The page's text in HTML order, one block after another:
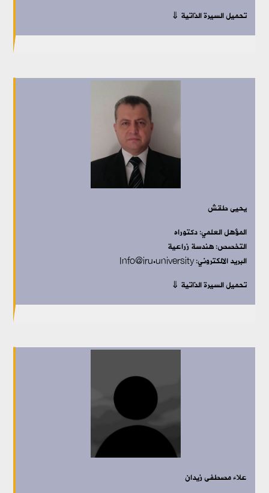
تحميل السيرة الذاتية ⇓
يحيى طقش
المؤهل العلمي: دكتوراه
التخصص: هندسة زراعية
البريد الالكتروني: Info@iru.university
تحميل السيرة الذاتية ⇓
علاء مصطفى زيدان